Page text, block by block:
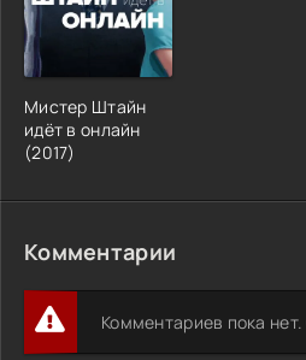
Мистер Штайн
идёт в онлайн
(2017)
Комментарии
Комментариев пока